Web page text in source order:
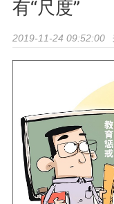
有“尺度”
2019-11-24 09:52:00